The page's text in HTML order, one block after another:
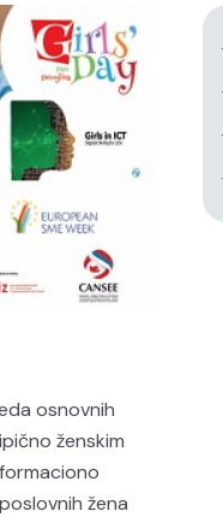
osnovnih
ženskim
žena